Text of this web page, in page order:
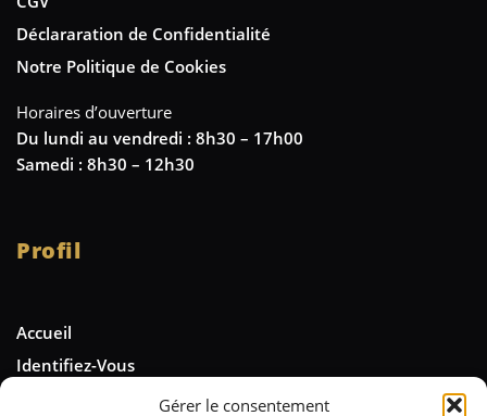
Gérer le consentement
Déclararation de Confidentialité
Notre Politique de Cookies
Horaires d’ouverture
Du lundi au vendredi : 8h30 – 17h00
Samedi : 8h30 – 12h30
Profil
Accueil
Identifiez-Vous